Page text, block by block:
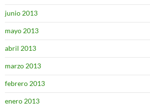
junio 2013
mayo 2013
abril 2013
marzo 2013
febrero 2013
enero 2013